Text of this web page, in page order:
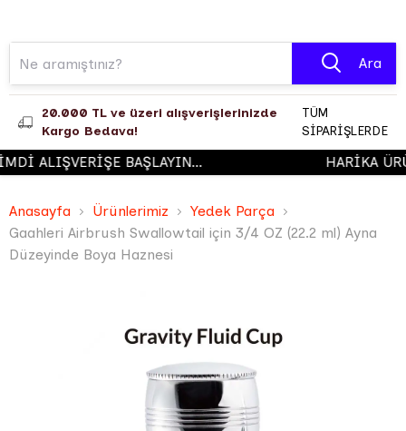
Ara
20.000 TL ve üzeri alışverişlerinizde
Kargo Bedava!
TÜM
SİPARİŞLERDE
ALIŞVERİŞE BAŞLAYIN... HARİKA
Anasayfa Ürünlerimiz
Yedek Parça
Gaahleri Airbrush Swallowtail için 3/4 OZ (22.2 ml) Ayna
Düzeyinde Boya Haznesi